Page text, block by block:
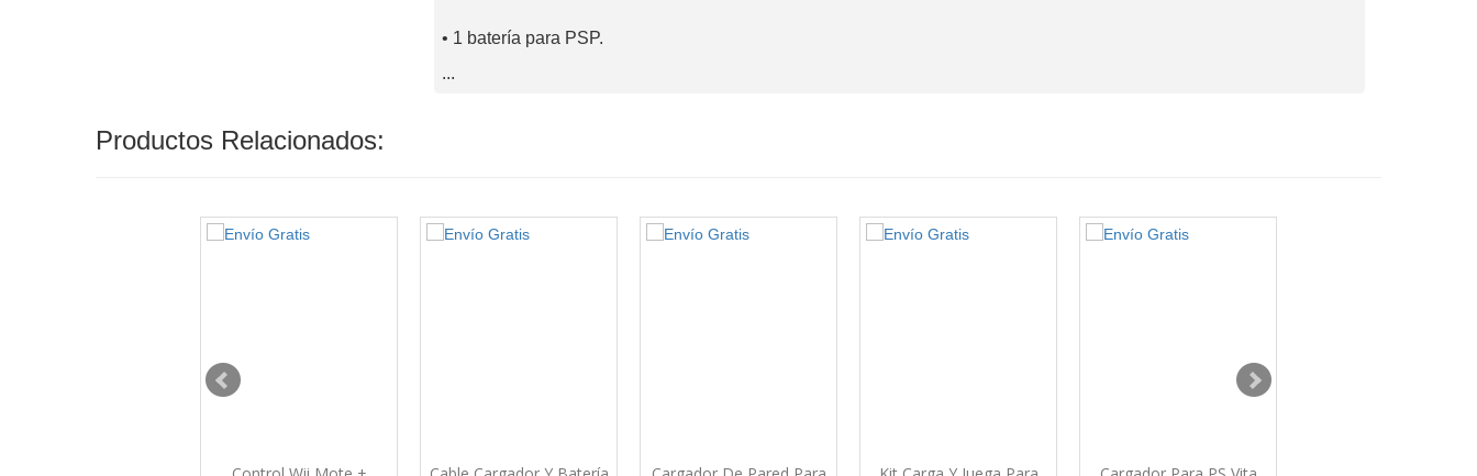
• 1 batería para PSP.
...
Productos Relacionados: